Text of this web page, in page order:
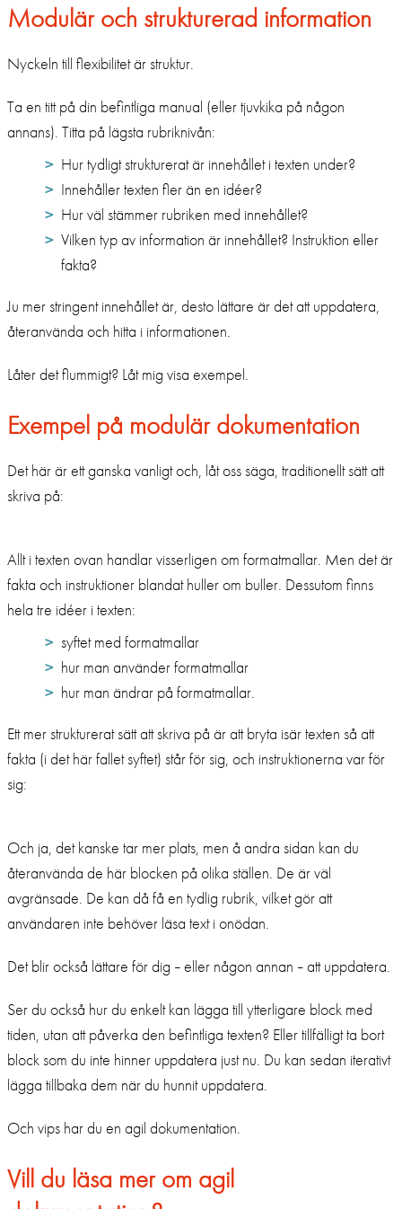
Modulär och strukturerad information
Nyckeln till flexibilitet är struktur.
Ta en titt på din befintliga manual (eller tjuvkika på någon
annans). Titta på lägsta rubriknivån:
Hur tydligt strukturerat är innehållet i texten under?
Innehåller texten fler än en idéer?
Hur väl stämmer rubriken med innehållet?
Vilken typ av information är innehållet? Instruktion eller
fakta?
Ju mer stringent innehållet är, desto lättare är det att uppdatera,
återanvända och hitta i informationen.
Låter det flummigt? Låt mig visa exempel.
Exempel på modulär dokumentation
Det här är ett ganska vanligt och, låt oss säga, traditionellt sätt att
skriva på:
Allt i texten ovan handlar visserligen om formatmallar. Men det är
fakta och instruktioner blandat huller om buller. Dessutom finns
hela tre idéer i texten:
syftet med formatmallar
hur man använder formatmallar
hur man ändrar på formatmallar.
Ett mer strukturerat sätt att skriva på är att bryta isär texten så att
fakta (i det här fallet syftet) står för sig, och instruktionerna var för
sig:
Och ja, det kanske tar mer plats, men å andra sidan kan du
återanvända de här blocken på olika ställen. De är väl
avgränsade. De kan då få en tydlig rubrik, vilket gör att
användaren inte behöver läsa text i onödan.
Det blir också lättare för dig – eller någon annan – att uppdatera.
Ser du också hur du enkelt kan lägga till ytterligare block med
tiden, utan att påverka den befintliga texten? Eller tillfälligt ta bort
block som du inte hinner uppdatera just nu. Du kan sedan iterativt
lägga tillbaka dem när du hunnit uppdatera.
Och vips har du en agil dokumentation.
Vill du läsa mer om agil